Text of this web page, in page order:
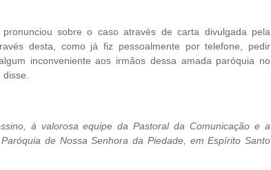
sobre o caso através de carta divulgada pela
desta, como já fiz pessoalmente por telefone, pedir
inconveniente aos irmãos dessa amada paróquia no
disse.
à valorosa equipe da Pastoral da Comunicação e a
de Nossa Senhora da Piedade, em Espírito Santo